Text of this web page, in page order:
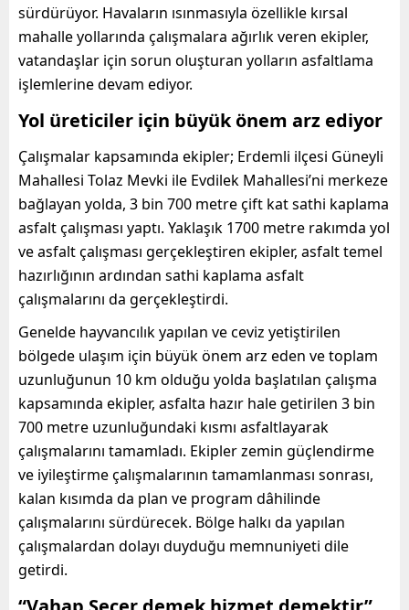
sürdürüyor. Havaların ısınmasıyla özellikle kırsal
mahalle yollarında çalışmalara ağırlık veren ekipler,
vatandaşlar için sorun oluşturan yolların asfaltlama
işlemlerine devam ediyor.
Yol üreticiler için büyük önem arz ediyor
Çalışmalar kapsamında ekipler; Erdemli ilçesi Güneyli
Mahallesi Tolaz Mevki ile Evdilek Mahallesi’ni merkeze
bağlayan yolda, 3 bin 700 metre çift kat sathi kaplama
asfalt çalışması yaptı. Yaklaşık 1700 metre rakımda yol
ve asfalt çalışması gerçekleştiren ekipler, asfalt temel
hazırlığının ardından sathi kaplama asfalt
çalışmalarını da gerçekleştirdi.
Genelde hayvancılık yapılan ve ceviz yetiştirilen
bölgede ulaşım için büyük önem arz eden ve toplam
uzunluğunun 10 km olduğu yolda başlatılan çalışma
kapsamında ekipler, asfalta hazır hale getirilen 3 bin
700 metre uzunluğundaki kısmı asfaltlayarak
çalışmalarını tamamladı. Ekipler zemin güçlendirme
ve iyileştirme çalışmalarının tamamlanması sonrası,
kalan kısımda da plan ve program dâhilinde
çalışmalarını sürdürecek. Bölge halkı da yapılan
çalışmalardan dolayı duyduğu memnuniyeti dile
getirdi.